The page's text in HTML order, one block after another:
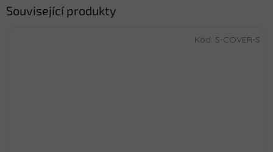
Související produkty
Kód: S-COVER-S